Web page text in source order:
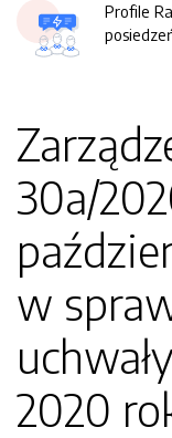
Profile
30a/
w
2020